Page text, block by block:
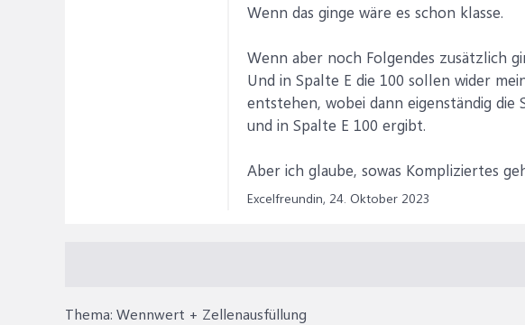
Wenn das ginge wäre es schon klasse.
Wenn aber noch Folgendes zusätzlich
Und in Spalte E die 100 sollen wider
entstehen, wobei dann eigenständig
und in Spalte E 100 ergibt.
Aber ich glaube, sowas Kompliziertes
Excelfreundin, 24. Oktober 2023
Thema: Wennwert + Zellenausfüllung